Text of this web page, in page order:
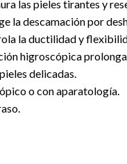
las pieles tirantes y
la descamación por
la ductilidad y
higroscópica
delicadas.
o con aparatología.